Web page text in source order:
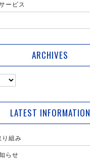
ービス
ARCHIVES
LATEST INFORMATION
り組み
らせ